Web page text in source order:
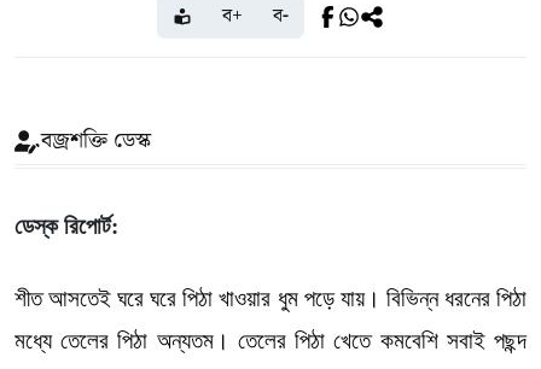
ব+ ব-
বজ্রশক্তি ডেস্ক
ডেস্ক রিপোর্ট:
শীত আসতেই ঘরে ঘরে পিঠা খাওয়ার ধুম পড়ে যায়। বিভিন্ন ধরনের পিঠা
মধ্যে তেলের পিঠা অন্যতম। তেলের পিঠা খেতে কমবেশি সবাই পছন্দ